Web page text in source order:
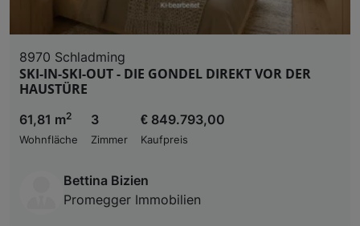
8970 Schladming
SKI-IN-SKI-OUT - DIE GONDEL DIREKT VOR DER
HAUSTÜRE
61,81 m2
Wohnfläche
3
Zimmer
€ 849.793,00
Kaufpreis
Bettina Bizien
Promegger Immobilien